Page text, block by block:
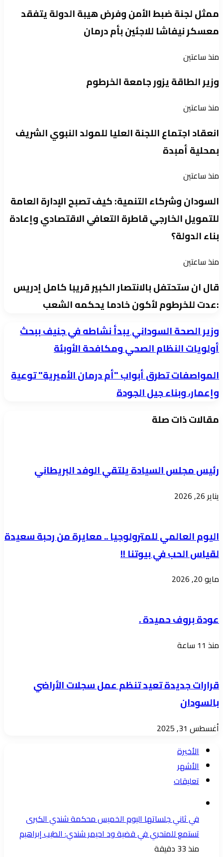
ممثل لجنة ضبط الأمن وفرض هيبة الدولة يتفقد
معسكر نيفاشا للاجئين بأم درمان
منذ ساعتين
وزير الطاقة يزور جامعة الخرطوم
منذ ساعتين
انعقاد اجتماع اللجنة العليا للمولد النبوي الشريف
بمحلية أمبدة
منذ ساعتين
السودان وشركاء التنمية: كيف تصبح الإدارة العامة
للتمويل الخارجي قاطرة التعافي الاقتصادي وإعادة
بناء الدولة؟
منذ ساعتين
قال ان ستحتفل بالانتصار الكبير قريبا كامل إدريس
:عدت للخرطوم لأكون خادما يحكمه الشعب
وزير
الصحة
السوداني
يبدأ
نشاطه
في
جنيف
النظام
الصحي
ومكافحة
وزير الصحة السوداني يبدأ نشاطه في جنيف ببحث
أولويات النظام الصحي ومكافحة الأوبئة
المواصفات
تطرق
أبواب
"أم
توعية
وإعمار،
وبناء
المواصفات تطرق أبواب "أم درمان الأميرية" توعية
وإعمار، وبناء جيل الجودة
مقالات ذات صلة
​رئيس مجلس السيادة يلتقي الوفد البريطاني
يناير 26, 2026
اليوم العالمي للمترولوجيا .. معايرة من رحبة سعيدة
لقياس الحب في بيوتنا !!
مايو 20, 2026
عودة بروف حميدة .
منذ 11 ساعة
قرارات جديدة تعيد تنظم عمل سجلات الأراضي
بالسودان
أغسطس 31, 2025
الأخيرة
الأشهر
تعليقات
في ثاني جلساتها اليوم الخميس محكمة شندي الكبرى
تستمع للمتحري في قضية ود احيمر شندي: الطيب إبراهيم
منذ 33 دقيقة